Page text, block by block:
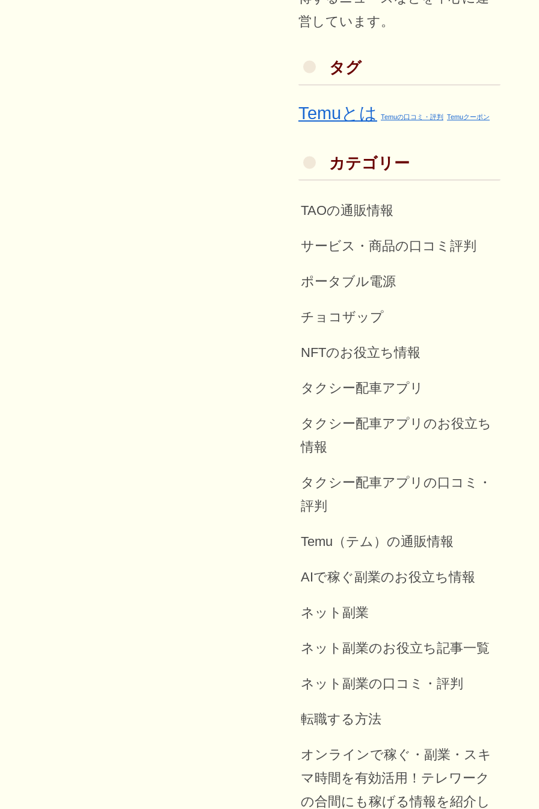
営しています。
タグ
Temuとは Temuの口コミ・評判 Temuクーポン
カテゴリー
TAOの通販情報
サービス・商品の口コミ評判
ポータブル電源
チョコザップ
NFTのお役立ち情報
タクシー配車アプリ
タクシー配車アプリのお役立ち
情報
タクシー配車アプリの口コミ・
評判
Temu（テム）の通販情報
AIで稼ぐ副業のお役立ち情報
ネット副業
ネット副業のお役立ち記事一覧
ネット副業の口コミ・評判
転職する方法
オンラインで稼ぐ・副業・スキ
マ時間を有効活用！テレワーク
の合間にも稼げる情報を紹介し